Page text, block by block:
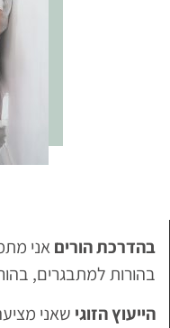
בהדרכת הוריםאני
בהורות למתבגרים,
הייעוץ הזוגי שאני